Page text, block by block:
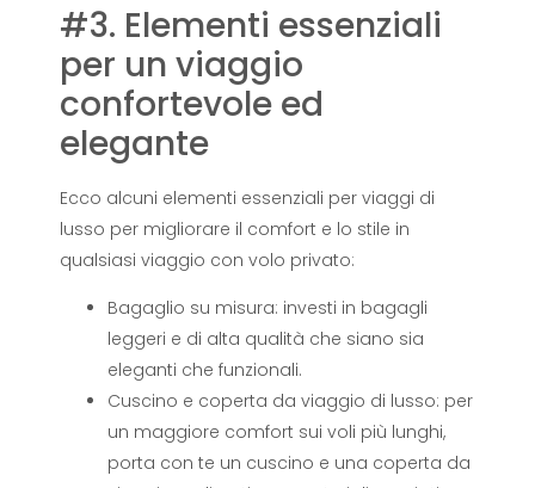
#3. Elementi essenziali
per un viaggio
confortevole ed
elegante
Ecco alcuni elementi essenziali per viaggi di
lusso per migliorare il comfort e lo stile in
qualsiasi viaggio con volo privato:
Bagaglio su misura: investi in bagagli
leggeri e di alta qualità che siano sia
eleganti che funzionali.
Cuscino e coperta da viaggio di lusso: per
un maggiore comfort sui voli più lunghi,
porta con te un cuscino e una coperta da